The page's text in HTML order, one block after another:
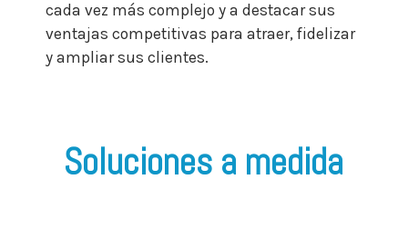
cada vez más complejo y a destacar sus
ventajas competitivas para atraer, fidelizar
y ampliar sus clientes.
Soluciones a medida